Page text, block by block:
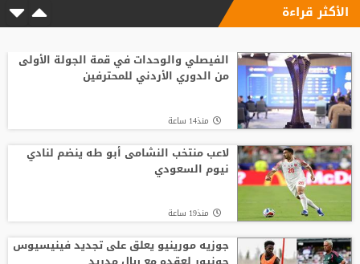
الأكثر قراءة
الفيصلي والوحدات في قمة الجولة الأولى
من الدوري الأردني للمحترفين
منذ14 ساعة
لاعب منتخب النشامى أبو طه ينضم لنادي
نيوم السعودي
منذ19 ساعة
جوزيه مورينيو يعلق على تجديد فينيسيوس